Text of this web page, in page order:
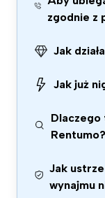
zgodnie z
Jak
Jak już
Dlaczego
Rentumo?
Jak
wynajmu